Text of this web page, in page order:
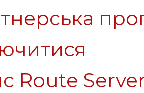
Route